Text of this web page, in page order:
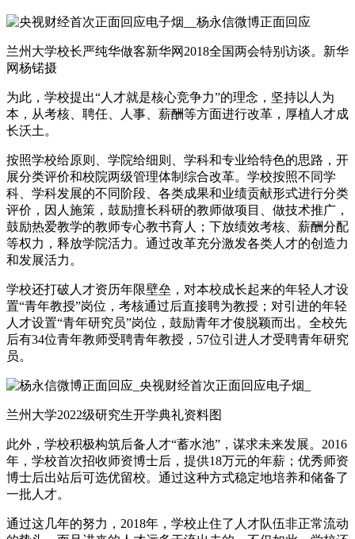
兰州大学校长严纯华做客新华网2018全国两会特别访谈。新华
网杨锘摄
为此，学校提出“人才就是核心竞争力”的理念，坚持以人为
本，从考核、聘任、人事、薪酬等方面进行改革，厚植人才成
长沃土。
按照学校给原则、学院给细则、学科和专业给特色的思路，开
展分类评价和校院两级管理体制综合改革。学校按照不同学
科、学科发展的不同阶段、各类成果和业绩贡献形式进行分类
评价，因人施策，鼓励擅长科研的教师做项目、做技术推广，
鼓励热爱教学的教师专心教书育人；下放绩效考核、薪酬分配
等权力，释放学院活力。通过改革充分激发各类人才的创造力
和发展活力。
学校还打破人才资历年限壁垒，对本校成长起来的年轻人才设
置“青年教授”岗位，考核通过后直接聘为教授；对引进的年轻
人才设置“青年研究员”岗位，鼓励青年才俊脱颖而出。全校先
后有34位青年教师受聘青年教授，57位引进人才受聘青年研究
员。
兰州大学2022级研究生开学典礼资料图
此外，学校积极构筑后备人才“蓄水池”，谋求未来发展。2016
年，学校首次招收师资博士后，提供18万元的年薪；优秀师资
博士后出站后可选优留校。通过这种方式稳定地培养和储备了
一批人才。
通过这几年的努力，2018年，学校止住了人才队伍非正常流动